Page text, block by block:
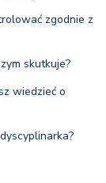
zgodnie z
skutkuje?
wiedzieć o